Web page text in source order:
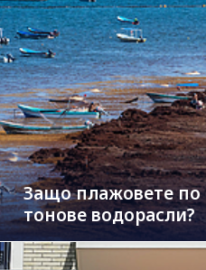
Защо плажовете по
тонове водорасли?